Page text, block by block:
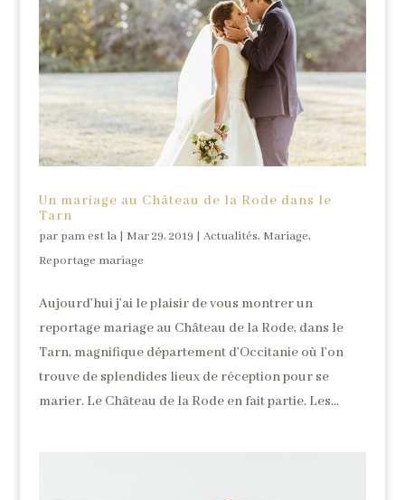
Un mariage au Château de la Rode dans le
Tarn
par pam est la| Mar 29, 2019 | Actualités, Mariage,
Reportage mariage
Aujourd’hui j’ai le plaisir de vous montrer un
reportage mariage au Château de la Rode, dans le
Tarn, magnifique département d’Occitanie où l’on
trouve de splendides lieux de réception pour se
marier. Le Château de la Rode en fait partie. Les...